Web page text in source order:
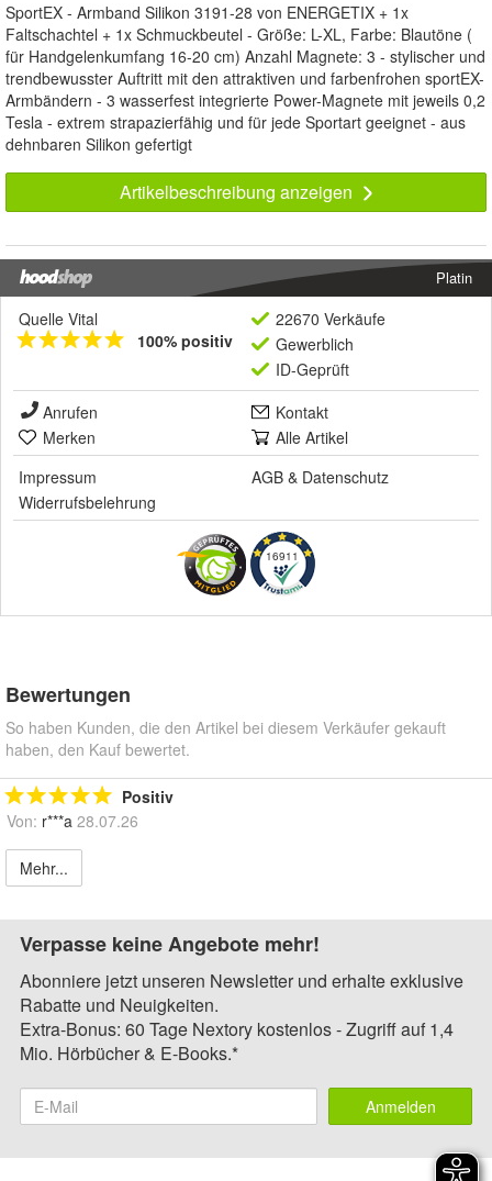
SportEX - Armband Silikon 3191-28 von ENERGETIX + 1x
Faltschachtel + 1x Schmuckbeutel - Größe: L-XL, Farbe: Blautöne (
für Handgelenkumfang 16-20 cm) Anzahl Magnete: 3 - stylischer und
trendbewusster Auftritt mit den attraktiven und farbenfrohen sportEX-
Armbändern - 3 wasserfest integrierte Power-Magnete mit jeweils 0,2
Tesla - extrem strapazierfähig und für jede Sportart geeignet - aus
dehnbaren Silikon gefertigt
Artikelbeschreibung anzeigen
Platin
Quelle Vital
100% positiv
22670 Verkäufe
Gewerblich
ID-Geprüft
Anrufen
Kontakt
Merken
Alle Artikel
Impressum
AGB & Datenschutz
Widerrufsbelehrung
16911
Bewertungen
So haben Kunden, die den Artikel bei diesem Verkäufer gekauft
haben, den Kauf bewertet.
Positiv
Von: r***a 28.07.26
Mehr...
Verpasse keine Angebote mehr!
Abonniere jetzt unseren Newsletter und erhalte exklusive
Rabatte und Neuigkeiten.
Extra-Bonus: 60 Tage Nextory kostenlos - Zugriff auf 1,4
Mio. Hörbücher & E-Books.*
Anmelden